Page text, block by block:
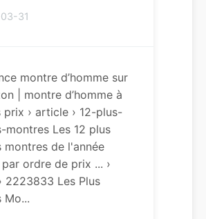
31
montre d’homme sur
| montre d’homme à
prix › article › 12-plus-
montres Les 12 plus
montres de l'année
ordre de prix ... ›
2223833 Les Plus
Mo...